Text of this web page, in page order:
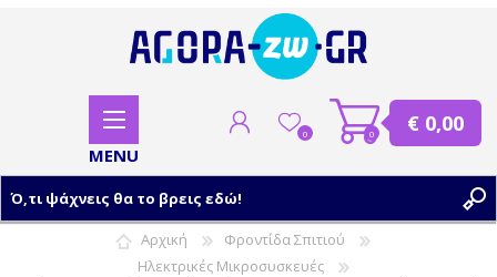
0 0 € 0,00
Αρχική
Φροντίδα Σπιτιού
Ηλεκτρικές Μικροσυσκευές